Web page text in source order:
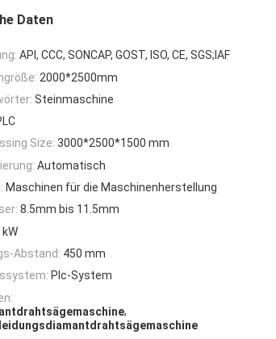
Daten
API, CCC, SONCAP, GOST, ISO, CE, SGS;IAF
2000*2500mm
Steinmaschine
Size: 3000*2500*1500 mm
Automatisch
Maschinen für die Maschinenherstellung
8.5mm bis 11.5mm
kW
Abstand: 450 mm
Plc-System
,